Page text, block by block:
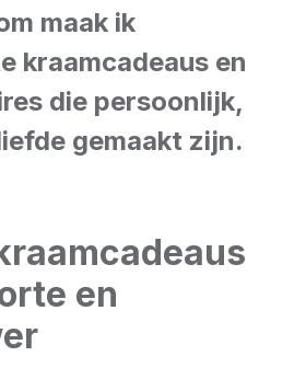
maak ik
kraamcadeaus en
die persoonlijk,
gemaakt zijn.
en